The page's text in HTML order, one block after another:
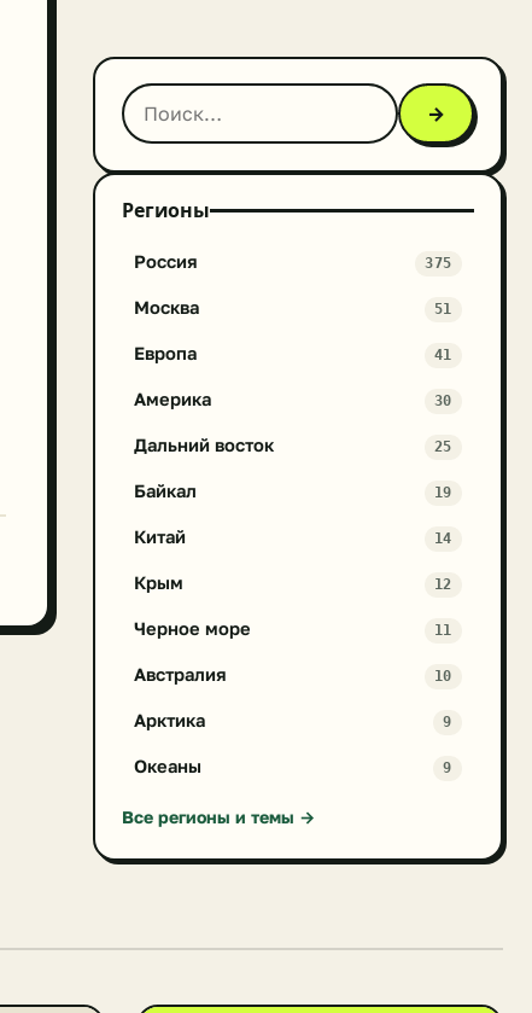
→
Регионы
Россия 375
Москва 51
Европа 41
Америка 30
Дальний восток 25
Байкал 19
Китай 14
Крым 12
Черное море 11
Австралия 10
Арктика 9
Океаны 9
Все регионы и темы →